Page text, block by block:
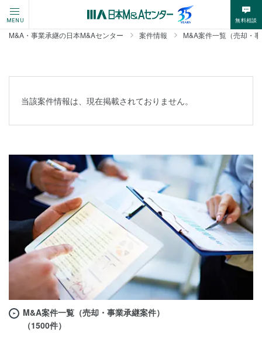
MENU 無料相談
M&A・事業承継の日本M&Aセンター 案件情報 M&A案件一覧（売却・
当該案件情報は、現在掲載されておりません。
M&A案件一覧（売却・事業承継案件）
（1500件）